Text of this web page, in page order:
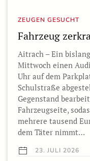
ZEUGEN GESUCHT
Fahrzeug
Aitrach – Ein
Mittwoch einen
Uhr auf dem
Schulstraße
Gegenstand
Fahrzeugseite,
mehrere tausend
dem Täter nimmt…
23. JULI 2026